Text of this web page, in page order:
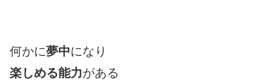
何かに夢中になり
楽しめる能力がある